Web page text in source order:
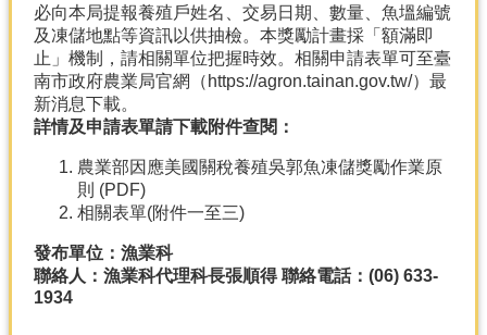
訊
網
導
必向本局提報養殖戶姓名、交易日期、數量、魚塭編號
及凍儲地點等資訊以供抽檢。本獎勵計畫採「額滿即
止」機制，請相關單位把握時效。相關申請表單可至臺
南市政府農業局官網（ https://agron.tainan.gov.tw/）最
新消息下載。
詳情及申請表單請下載附件查閱：
農業部因應美國關稅養殖吳郭魚凍儲獎勵作業原
則 (PDF)
相關表單(附件一至三)
發布單位：漁業科
聯絡人：漁業科代理科長張順得 聯絡電話：(06) 633-
1934